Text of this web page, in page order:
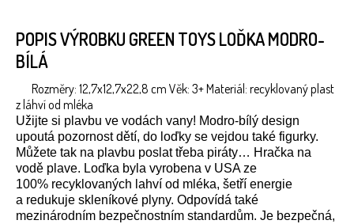
POPIS VÝROBKU GREEN TOYS LOĎKA MODRO-
BÍLÁ
Rozměry: 12,7x12,7x22,8 cm Věk: 3+ Materiál: recyklovaný plast
z láhví od mléka
Užijte si plavbu ve vodách vany! Modro-bílý design
upoutá pozornost dětí, do loďky se vejdou také figurky.
Můžete tak na plavbu poslat třeba piráty… Hračka na
vodě plave. Loďka byla vyrobena v USA ze
100% recyklovaných lahví od mléka, šetří energie
a redukuje skleníkové plyny. Odpovídá také
mezinárodním bezpečnostním standardům. Je bezpečná,